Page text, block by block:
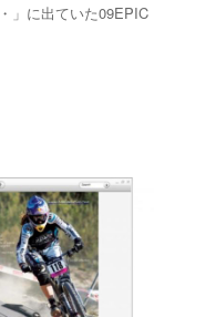
」に出ていた09EPIC